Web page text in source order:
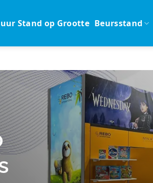
Stand op Grootte Beursstand